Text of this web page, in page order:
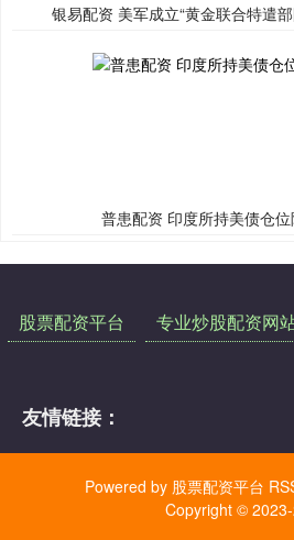
银易配资 美军成立“黄金联合特遣
普患配资 印度所持美债仓
股票配资平台 专业炒股配资网
友情链接：
Powered by 股票配资平台
Copyright ©